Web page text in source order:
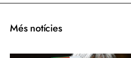
Més notícies